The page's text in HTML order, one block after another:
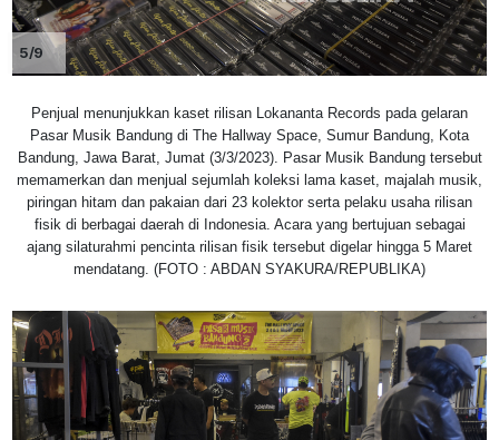
5/9
Penjual menunjukkan kaset rilisan Lokananta Records pada gelaran
Pasar Musik Bandung di The Hallway Space, Sumur Bandung, Kota
Bandung, Jawa Barat, Jumat (3/3/2023). Pasar Musik Bandung tersebut
memamerkan dan menjual sejumlah koleksi lama kaset, majalah musik,
piringan hitam dan pakaian dari 23 kolektor serta pelaku usaha rilisan
fisik di berbagai daerah di Indonesia. Acara yang bertujuan sebagai
ajang silaturahmi pencinta rilisan fisik tersebut digelar hingga 5 Maret
mendatang. (FOTO : ABDAN SYAKURA/REPUBLIKA)